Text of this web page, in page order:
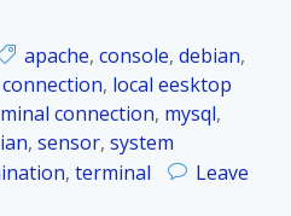
apache, console, debian,
, local eesktop
connection, mysql,
, sensor, system
, terminal
Leave